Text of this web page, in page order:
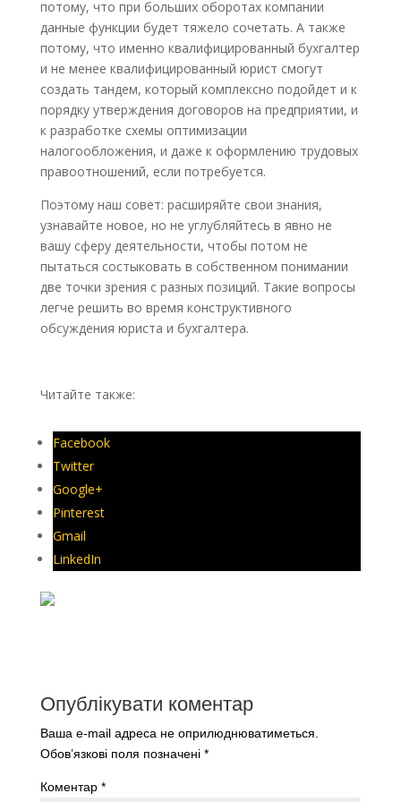
потому, что при больших оборотах компании
данные функции будет тяжело сочетать. А также
потому, что именно квалифицированный бухгалтер
и не менее квалифицированный юрист смогут
создать тандем, который комплексно подойдет и к
порядку утверждения договоров на предприятии, и
к разработке схемы оптимизации
налогообложения, и даже к оформлению трудовых
правоотношений, если потребуется.
Поэтому наш совет: расширяйте свои знания,
узнавайте новое, но не углубляйтесь в явно не
вашу сферу деятельности, чтобы потом не
пытаться состыковать в собственном понимании
две точки зрения с разных позиций. Такие вопросы
легче решить во время конструктивного
обсуждения юриста и бухгалтера.
Читайте также:
Facebook
Twitter
Google+
Pinterest
Gmail
LinkedIn
Опублікувати коментар
Ваша e-mail адреса не оприлюднюватиметься.
Обов’язкові поля позначені *
Коментар *